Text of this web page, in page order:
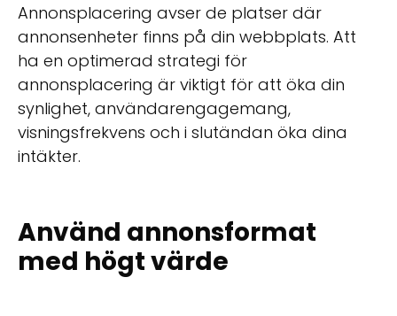
Annonsplacering avser de platser där
annonsenheter finns på din webbplats. Att
ha en optimerad strategi för
annonsplacering är viktigt för att öka din
synlighet, användarengagemang,
visningsfrekvens och i slutändan öka dina
intäkter.
Använd annonsformat
med högt värde